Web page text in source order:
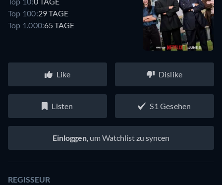
Top 100:29 TAGE
Top 1.000:65 TAGE
Like Dislike
Listen S1 Gesehen
Einloggen, um Watchlist zu syncen
REGISSEUR